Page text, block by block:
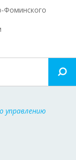
Фоминского
управлению